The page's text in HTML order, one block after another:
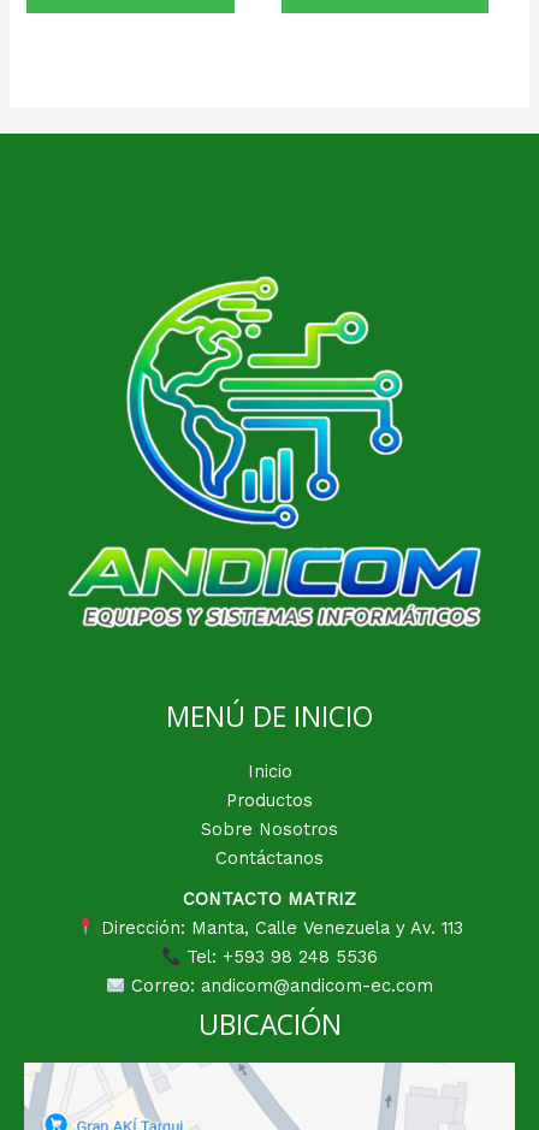
MENÚ DE INICIO
Inicio
Productos
Sobre Nosotros
Contáctanos
CONTACTO MATRIZ
Dirección: Manta, Calle Venezuela y Av. 113
Tel: +593 98 248 5536
Correo: andicom@andicom-ec.com
UBICACIÓN